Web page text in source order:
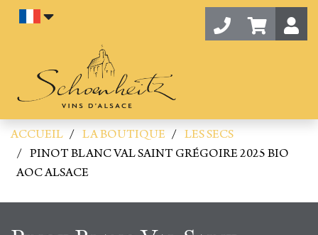
Aller au contenu
ContactPanier
ACCUEIL LA BOUTIQUE
LES SECS
PINOT BLANC VAL SAINT GRÉGOIRE 2025 BIO
AOC ALSACE